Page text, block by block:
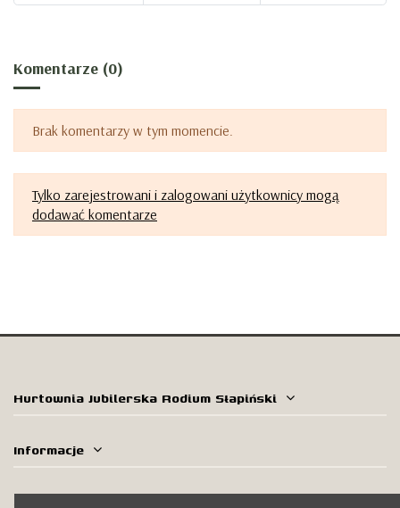
Komentarze (0)
Brak komentarzy w tym momencie.
Tylko zarejestrowani i zalogowani użytkownicy mogą
dodawać komentarze
Hurtownia Jubilerska Rodium Słapiński
Informacje